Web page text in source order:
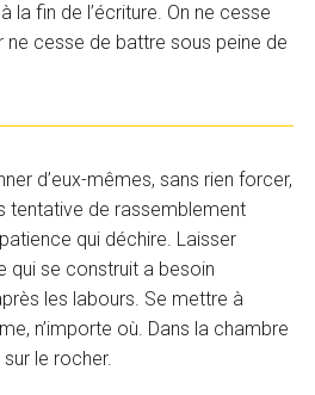
la fin de l’écriture. On ne cesse
cesse de battre sous peine de
d’eux-mêmes, sans rien forcer,
tentative de rassemblement
qui déchire. Laisser
qui se construit a besoin
les labours. Se mettre à
n’importe où. Dans la chambre
le rocher.